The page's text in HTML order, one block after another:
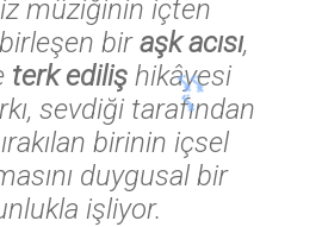
müziğinin içten
biraşk acısı,
terk edilişhikâyesi
sevdiği tarafından
birinin içsel
duygusal bir
işliyor.